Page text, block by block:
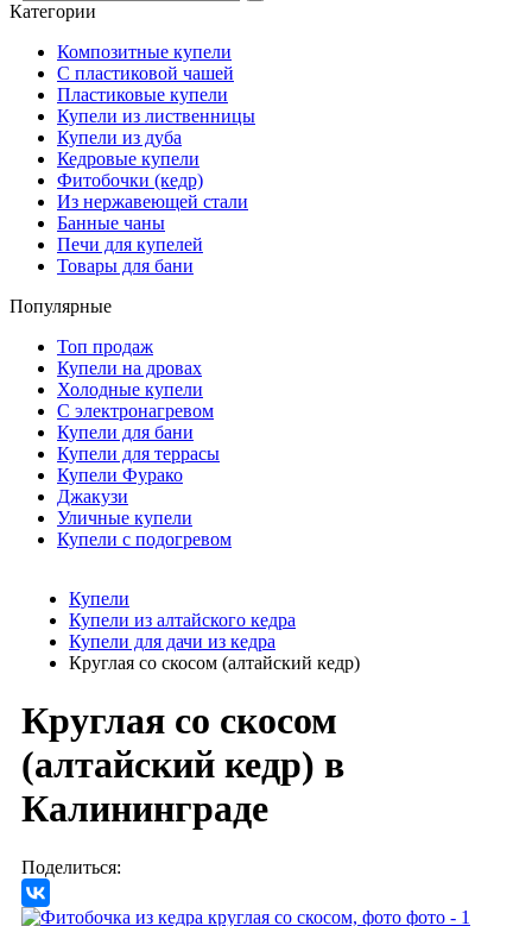
Категории
Композитные купели
С пластиковой чашей
Пластиковые купели
Купели из лиственницы
Купели из дуба
Кедровые купели
Фитобочки (кедр)
Из нержавеющей стали
Банные чаны
Печи для купелей
Товары для бани
Популярные
Топ продаж
Купели на дровах
Холодные купели
С электронагревом
Купели для бани
Купели для террасы
Купели Фурако
Джакузи
Уличные купели
Купели с подогревом
Купели
Купели из алтайского кедра
Купели для дачи из кедра
Круглая со скосом (алтайский кедр)
Круглая со скосом
(алтайский кедр) в
Калининграде
Поделиться: